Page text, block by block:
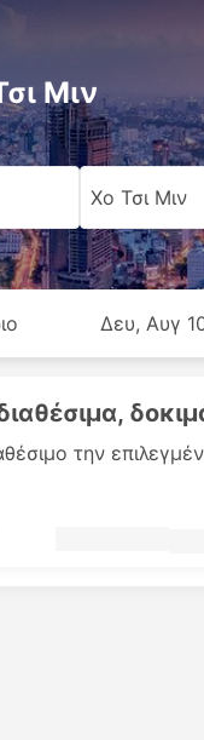
Μιν
Χο Τσι Μιν
Δευ, Αυγ
διαθέσιμα,
την